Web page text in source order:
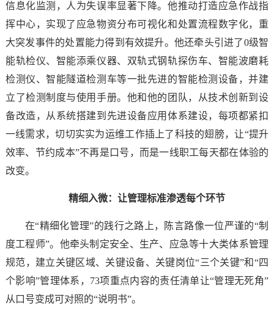
信息化监测，人为失误率显著下降。他推动打造应急作战指
挥中心，实现了应急物资分布可视化和处置流程数字化，重
大突发事件的处置能力得到有效提升。他还牵头引进了0级智
能轨检仪、智能添乘仪器、双轨式钢轨探伤车、智能波磨耗
检测仪、智能隧道检测车等一批先进的智能检测设备，并建
立了检测制度与使用手册。他和他的团队，从技术创新到设
备改造，从系统搭建到先进设备应用体系建设，每项都紧扣
一线需求，切切实实为运维工作插上了科技的翅膀，让“提升
效率、节约成本”不再是口号，而是一线职工每天都在体验的
改变。
精细入微：让管理标准渗透每个环节
在“精细化管理”的践行之路上，陈言路像一位严谨的“制
度工程师”。他牵头制定安全、生产、应急等十大类体系管理
规范，建立关键区域、关键设备、关键岗位“三个关键”和“四
个影响”管理体系，73项重点内容的责任清单让“管理无死角”
从口号变成可对照的“说明书”。